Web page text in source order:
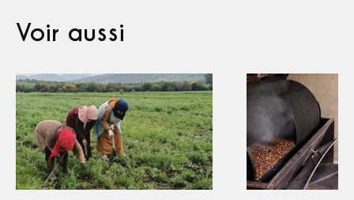
Voir aussi